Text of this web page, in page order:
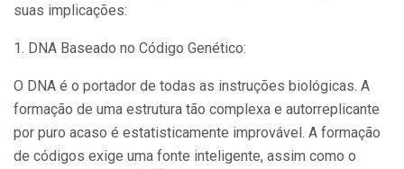
suas implicações:
1. DNA Baseado no Código Genético:
O DNA é o portador de todas as instruções biológicas. A
formação de uma estrutura tão complexa e autorreplicante
por puro acaso é estatisticamente improvável. A formação
de códigos exige uma fonte inteligente, assim como o